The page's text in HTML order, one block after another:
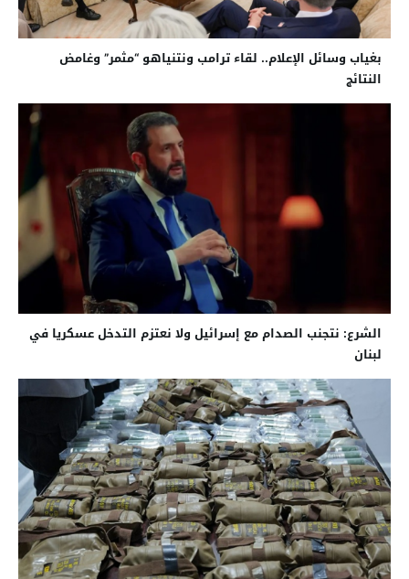
بغياب وسائل الإعلام.. لقاء ترامب ونتنياهو “مثمر” وغامض
النتائج
الشرع: نتجنب الصدام مع إسرائيل ولا نعتزم التدخل عسكريا في
لبنان